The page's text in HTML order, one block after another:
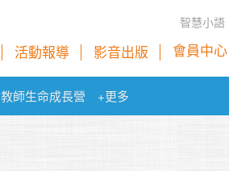
智慧小語
活動報導 影音出版 會員中心
教師生命成長營 +更多